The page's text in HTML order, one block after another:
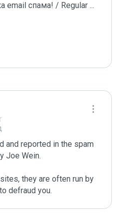
email спама! / Regular ...
and reported in the spam
Joe Wein.
they are often run by
defraud you.